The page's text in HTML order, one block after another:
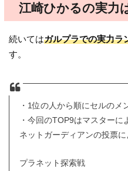
江崎ひかるの実力
続いてはガルプラでの実力ラ
す。
・1位の人から順にセルのメ
・今回のTOP9はマスター
ネットガーディアンの投票に
プラネット探索戦